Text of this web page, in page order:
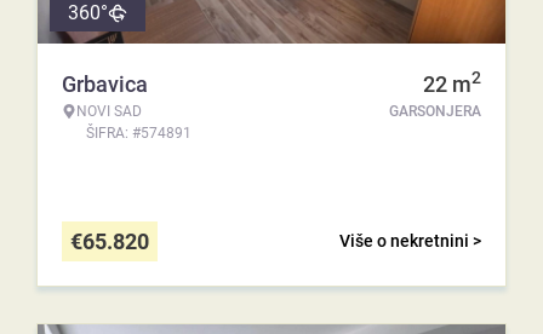
360°
Grbavica
NOVI SAD
ŠIFRA: #574891
22 m2
GARSONJERA
Više o nekretnini >
€65.820